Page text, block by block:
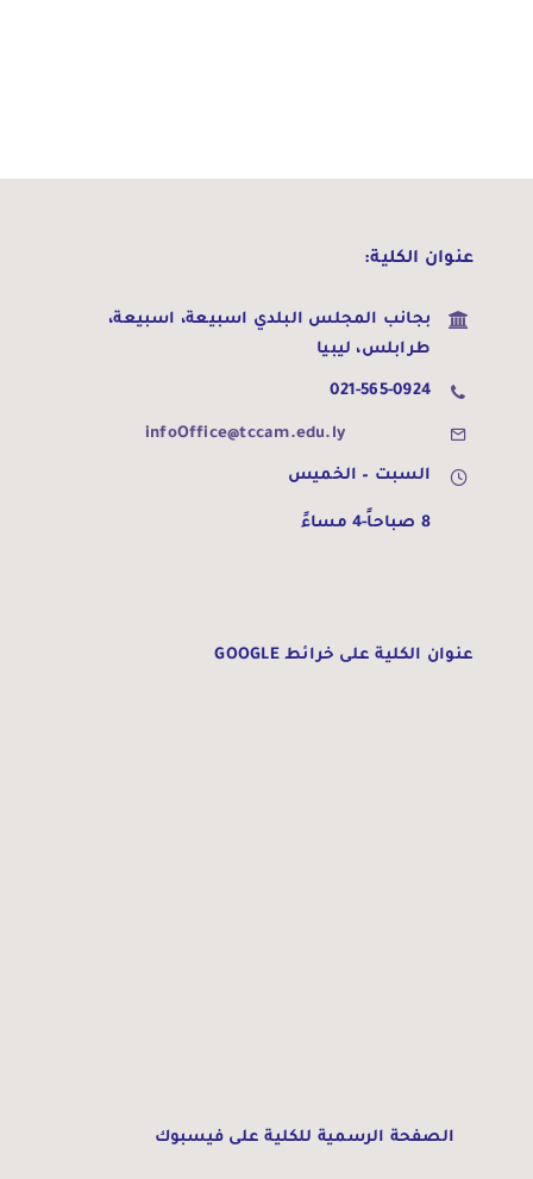
عنوان الكلية:
بجانب المجلس البلدي اسبيعة، اسبيعة،
طرابلس، ليبيا
021-565-0924
infoOffice@tccam.edu.ly
السبت – الخميس
8 صباحاً-4 مساءً
عنوان الكلية على خرائط GOOGLE
الصفحة الرسمية للكلية على فيسبوك